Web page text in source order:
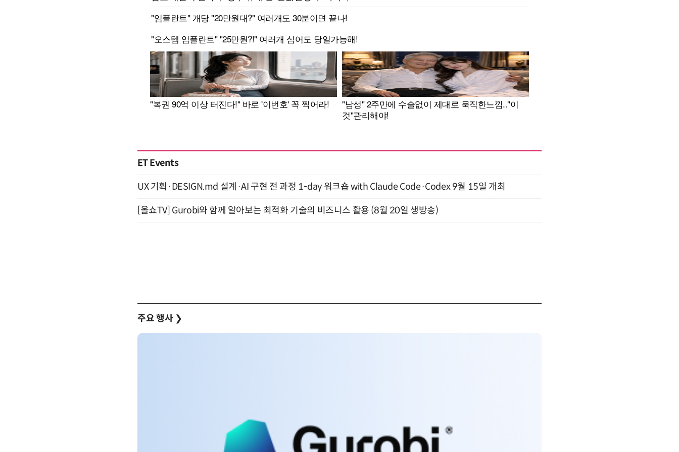
ET Events
UX 기획·DESIGN.md 설계·AI 구현 전 과정 1-day 워크숍 with Claude Code·Codex 9월 15일 개최
[올쇼TV] Gurobi와 함께 알아보는 최적화 기술의 비즈니스 활용 (8월 20일 생방송)
주요 행사 ❯